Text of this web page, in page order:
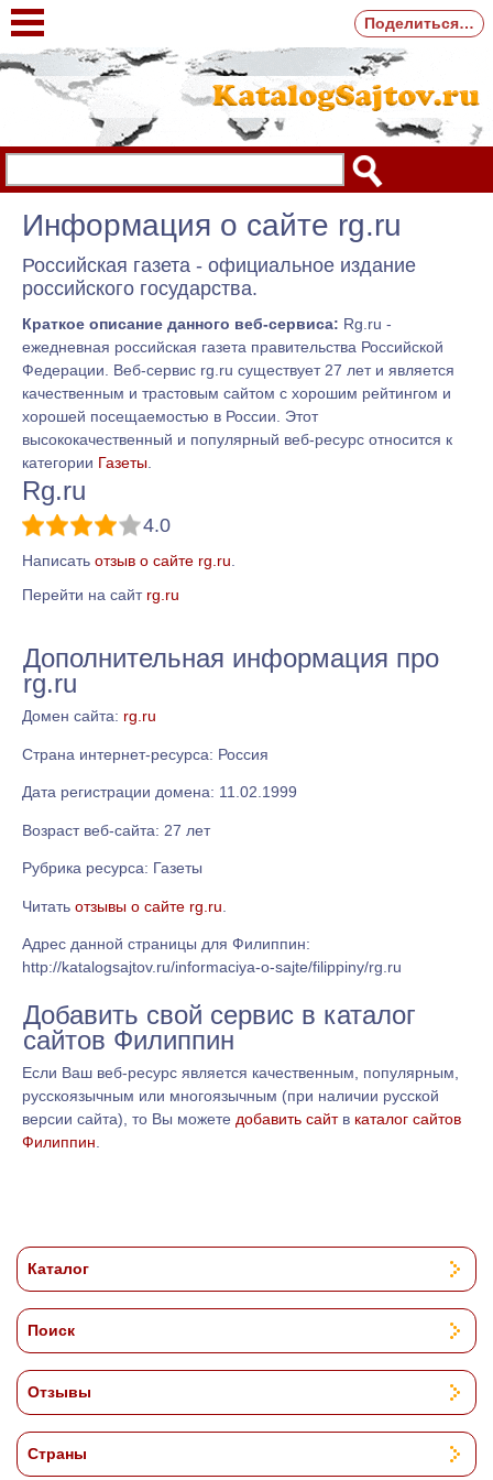
Информация о сайте rg.ru
Российская газета - официальное издание
российского государства.
Краткое описание данного веб-сервиса: Rg.ru -
ежедневная российская газета правительства Российской
Федерации. Веб-сервис rg.ru существует 27 лет и является
качественным и трастовым сайтом с хорошим рейтингом и
хорошей посещаемостью в России. Этот
высококачественный и популярный веб-ресурс относится к
категории Газеты
Rg.ru
4.0
Написать отзыв о сайте rg.ru
Перейти на сайт rg.ru
Дополнительная информация про
rg.ru
Домен сайта: rg.ru
Страна интернет-ресурса: Россия
Дата регистрации домена: 11.02.1999
Возраст веб-сайта: 27 лет
Рубрика ресурса: Газеты
Читать отзывы о сайте rg.ru
Адрес данной страницы для Филиппин:
http://katalogsajtov.ru/informaciya-o-sajte/filippiny/rg.ru
Добавить свой сервис в каталог
сайтов Филиппин
Если Ваш веб-ресурс является качественным, популярным,
русскоязычным или многоязычным (при наличии русской
версии сайта), то Вы можете добавить сайтв каталог сайтов
Филиппин
Каталог
Поиск
Отзывы
Страны
Поделиться…